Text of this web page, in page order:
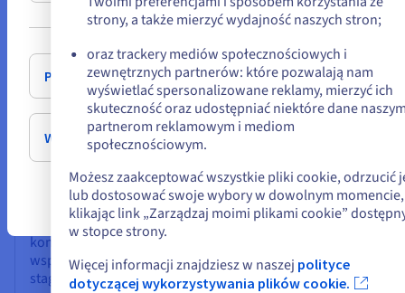
zaleca stosowanie Landing Zone zgodnych z PBMM.
Specjalny profil dla rządów proponowany przez
OVHcloud spełnia te oczekiwania i dostarcza matrycę
kontroli oraz dokumentację dostosowaną do zamówień
publicznych.
Środowiska multi-projektowe
Kilka projektów w ramach tej samej izolowanej sieci,
zapora sieciowa nowej generacji (np. OPNsense),
kontrola kosztów. Idealny na początek lub dla
współdzielonych środowisk programistycznych i
staging.
lub
Pozostań na bieżącej stronie
Wybierz inną stronę
strony, a także mierzyć wydajność naszych stron;
oraz trackery mediów społecznościowych i
zewnętrznych partnerów: które pozwalają nam
wyświetlać spersonalizowane reklamy, mierzyć ich
skuteczność oraz udostępniać niektóre dane
partnerom reklamowym i mediom
społecznościowym.
Możesz zaakceptować wszystkie pliki cookie, odrzucić
lub dostosować swoje wybory w dowolnym momencie,
klikając link „Zarządzaj moimi plikami cookie”
w stopce strony.
Więcej informacji znajdziesz w naszej polityce
dotyczącej wykorzystywania plików cookie.